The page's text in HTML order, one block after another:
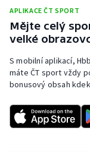
Ragby
Rychlobruslení
Rychlostní
Short track
APLIKACE ČT SPORT
Mějte celý
velké
S mobilní aplikací,
máte ČT sport vždy
bonusový obsah